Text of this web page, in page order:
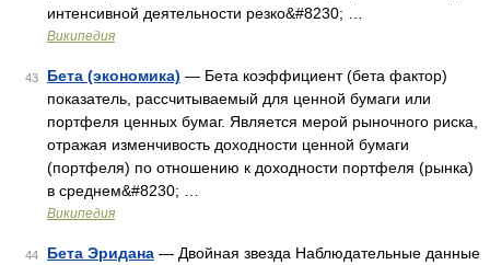
интенсивной деятельности резко&#8230; …
Википедия
43 Бета (экономика) — Бета коэффициент (бета фактор)
показатель, рассчитываемый для ценной бумаги или
портфеля ценных бумаг. Является мерой рыночного риска,
отражая изменчивость доходности ценной бумаги
(портфеля) по отношению к доходности портфеля (рынка)
в среднем&#8230; …
Википедия
44 Бета Эридана — Двойная звезда Наблюдательные данные